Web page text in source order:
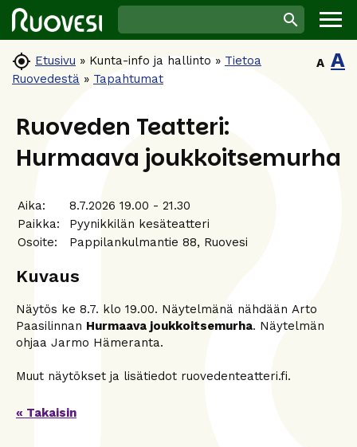
 Etusivu » Kunta-info ja hallinto » Tietoa
Ruovedestä » Tapahtumat
A A
Ruoveden Teatteri:
Hurmaava joukkoitsemurha
Aika:
8.7.2026 19.00 - 21.30
Paikka:
Pyynikkilän kesäteatteri
Osoite:
Pappilankulmantie 88, Ruovesi
Kuvaus
Näytös ke 8.7. klo 19.00. Näytelmänä nähdään Arto
Paasilinnan Hurmaava joukkoitsemurha. Näytelmän
ohjaa Jarmo Hämeranta.
Muut näytökset ja lisätiedot ruovedenteatteri.fi.
« Takaisin